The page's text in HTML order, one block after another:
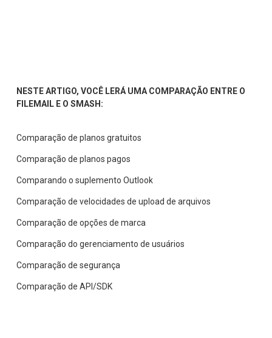
NESTE ARTIGO, VOCÊ LERÁ UMA COMPARAÇÃO ENTRE O
FILEMAIL E O SMASH:
Comparação de planos gratuitos
Comparação de planos pagos
Comparando o suplemento Outlook
Comparação de velocidades de upload de arquivos
Comparação de opções de marca
Comparação do gerenciamento de usuários
Comparação de segurança
Comparação de API/SDK